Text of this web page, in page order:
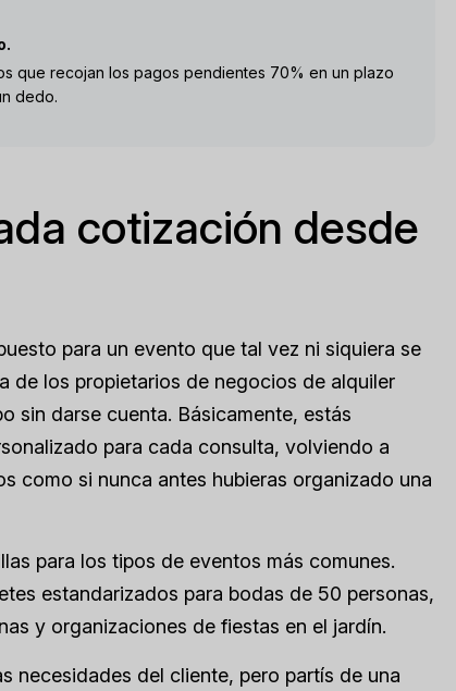
que recojan los pagos pendientes 70% en un plazo
dedo.
cotización desde
para un evento que tal vez ni siquiera se
de los propietarios de negocios de alquiler
sin darse cuenta. Básicamente, estás
para cada consulta, volviendo a
como si nunca antes hubieras organizado una
para los tipos de eventos más comunes.
estandarizados para bodas de 50 personas,
y organizaciones de fiestas en el jardín.
necesidades del cliente, pero partís de una